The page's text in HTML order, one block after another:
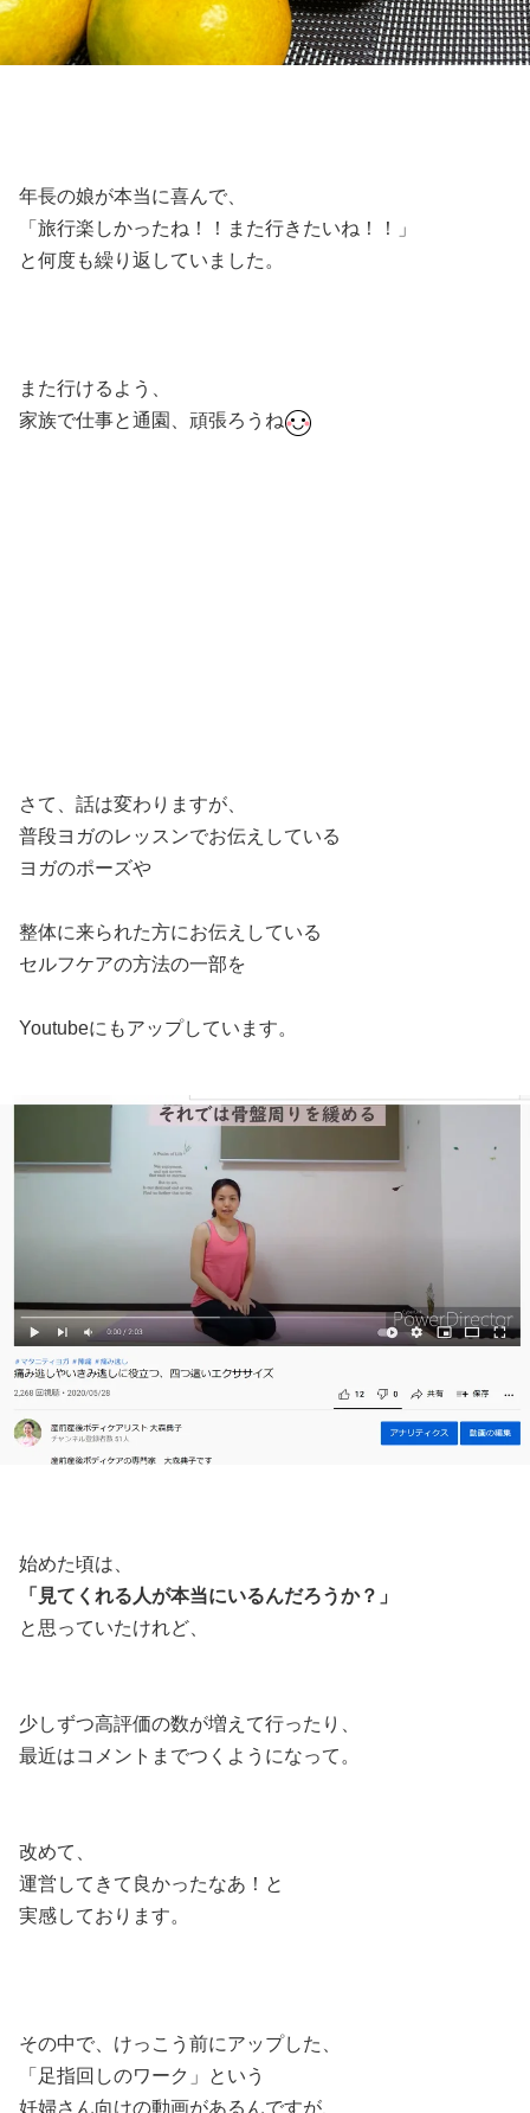
年長の娘が本当に喜んで、
「旅行楽しかったね！！また行きたいね！！」
と何度も繰り返していました。
また行けるよう、
家族で仕事と通園、頑張ろうね
さて、話は変わりますが、
普段ヨガのレッスンでお伝えしている
ヨガのポーズや
整体に来られた方にお伝えしている
セルフケアの方法の一部を
Youtubeにもアップしています。
始めた頃は、
「見てくれる人が本当にいるんだろうか？」
と思っていたけれど、
少しずつ高評価の数が増えて行ったり、
最近はコメントまでつくようになって。
改めて、
運営してきて良かったなあ！と
実感しております。
その中で、けっこう前にアップした、
「足指回しのワーク」という
妊婦さん向けの動画があるんですが、